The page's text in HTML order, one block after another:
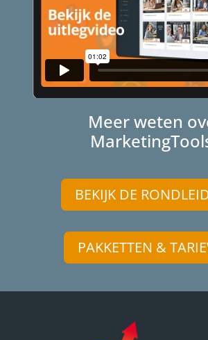
Meer weten
BEKIJK DE
PAKKETTEN &